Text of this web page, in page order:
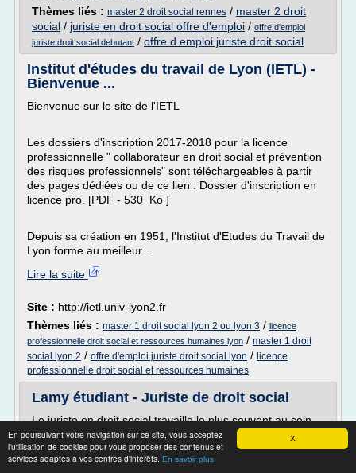
X
En poursuivant votre navigation sur ce site, vous acceptez
l'utilisation de cookies pour vous proposer des contenus et
services adaptés à vos centres d'intérêts. En savoir plus
Thèmes liés : master 2 droit social rennes / master 2 droit
social / juriste en droit social offre d'emploi / offre d'emploi
juriste droit social debutant / offre d emploi juriste droit social
Institut d'études du travail de Lyon (IETL) -
Bienvenue ...
Bienvenue sur le site de l'IETL
Les dossiers d'inscription 2017-2018 pour la licence
professionnelle " collaborateur en droit social et prévention
des risques professionnels" sont téléchargeables à partir
des pages dédiées ou de ce lien : Dossier d'inscription en
licence pro. [PDF - 530 Ko ]
Depuis sa création en 1951, l'Institut d'Etudes du Travail de
Lyon forme au meilleur...
Lire la suite
Site : http://ietl.univ-lyon2.fr
Thèmes liés : master 1 droit social lyon 2 ou lyon 3 / licence
professionnelle droit social et ressources humaines lyon / master 1 droit
social lyon 2 / offre d'emploi juriste droit social lyon / licence
professionnelle droit social et ressources humaines
Lamy étudiant - Juriste de droit social
Le juriste en droit social travaille le plus souvent au sein
d'une direction des ressources humaines, service central
dans l'organisation d'une entreprise. Il doit allier de
solides connaissances techniques à de réelles qualités